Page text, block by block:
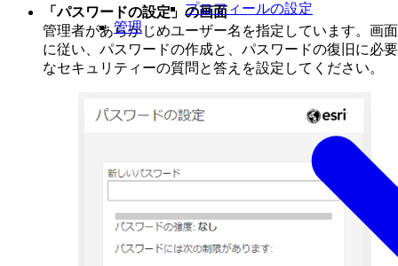
プロフィールの設定
管理
「パスワードの設定」の画面
管理者があらかじめユーザー名を指定しています。画面
に従い、パスワードの作成と、パスワードの復旧に必要
なセキュリティーの質問と答えを設定してください。